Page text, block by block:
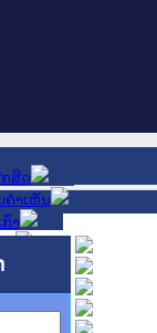
ສິດ
ຄໍາເຫັນ
າ